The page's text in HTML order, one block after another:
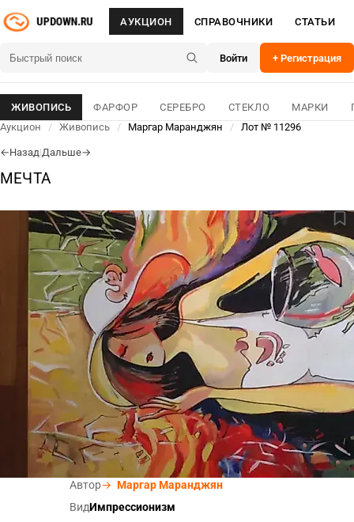
АУКЦИОН СПРАВОЧНИКИ СТАТЬИ
Войти + Регистрация
ЖИВОПИСЬ ФАРФОР СЕРЕБРО СТЕКЛО МАРКИ
Аукцион
/ Живопись / Маргар Маранджян / Лот № 11296
←Назад|Дальше→
МЕЧТА
ЛОТ № 1129609 Авг 2026
ОСНОВНОЕ ДЛЯ СВЯЗИ
25 000₽
АВТОРИЗОВАТЬСЯ
для совершения покупки необходимо авторизоваться
ХАРАКТЕРИСТИКИ
Раздел→
Живопись
Автор→ Маргар Маранджян
ВидИмпрессионизм